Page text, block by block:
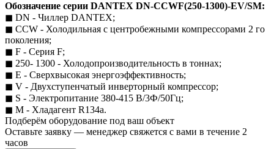
Обозначение серии DANTEX DN-CCWF(250-1300)-EV/SM:
◼︎ DN - Чиллер DANTEX;
◼︎ CCW - Холодильная с центробежными компрессорами 2 го
поколения;
◼︎ F - Серия F;
◼︎ 250- 1300 - Холодопроизводительность в тоннах;
◼︎ E - Сверхвысокая энергоэффективность;
◼︎ V - Двухступенчатый инверторный компрессор;
◼︎ S - Электропитание 380-415 В/3Ф/50Гц;
◼︎ M - Хладагент R134a.
Подберём оборудование под ваш объект
Оставьте заявку — менеджер свяжется с вами в течение 2
часов